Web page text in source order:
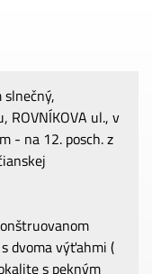
slnečný,
ROVNÍKOVA ul., v
- na 12. posch. z
dvoma výťahmi (
s pekným